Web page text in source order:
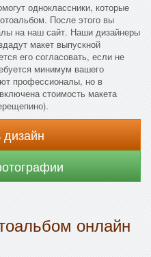
одноклассники, которые
После этого вы
на наш сайт. Наши дизайнеры
макет выпускной
его согласовать, если не
минимум вашего
профессионалы, но в
стоимость макета
онлайн